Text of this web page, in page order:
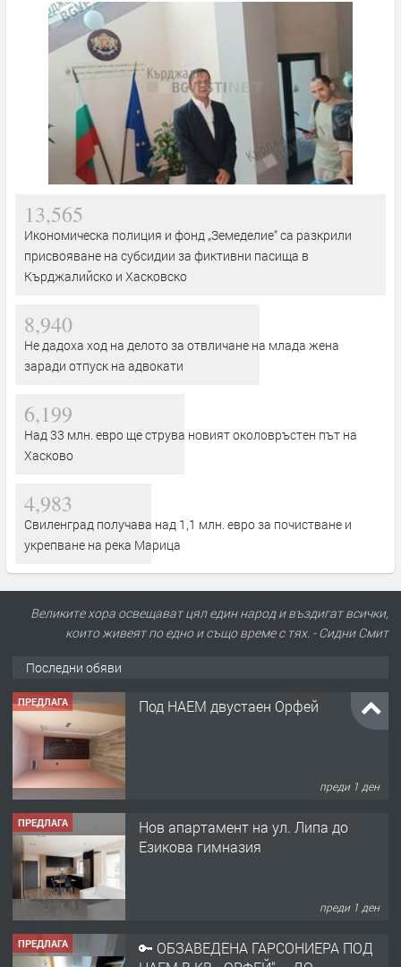
13,565
Икономическа полиция и фонд „Земеделие“ са разкрили
присвояване на субсидии за фиктивни пасища в
Кърджалийско и Хасковско
8,940
Не дадоха ход на делото за отвличане на млада жена
заради отпуск на адвокати
6,199
Над 33 млн. евро ще струва новият околовръстен път на
Хасково
4,983
Свиленград получава над 1,1 млн. евро за почистване и
укрепване на река Марица
Великите хора освещават цял един народ и въздигат всички,
които живеят по едно и също време с тях. - Сидни Смит
Последни обяви
ПРЕДЛАГА Под НАЕМ двустаен Орфей
преди 1 ден
ПРЕДЛАГА
Нов апартамент на ул. Липа до
Езикова гимназия
преди 1 ден
ПРЕДЛАГА
🔑 ОБЗАВЕДЕНА ГАРСОНИЕРА ПОД